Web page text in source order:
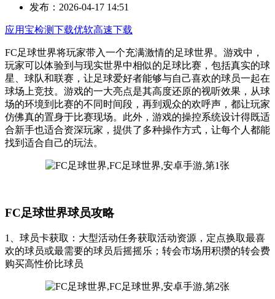
发布： 2026-04-17 14:51
应用宝检测下载优软高速下载
FC足球世界将玩家带入一个充满激情的足球世界。游戏中，
玩家可以体验到与现实世界中相似的足球比赛，包括真实的球
星、球队和联赛，让足球爱好者能够与自己喜欢的球员一起在
球场上竞技。游戏的一大亮点是其高度还原的视听效果，从球
场的环境到比赛的不同时间段，再到观众的欢呼声，都让玩家
仿佛真的置身于比赛现场。此外，游戏的操控系统设计得既适
合新手也适合资深玩家，提供了多种操作方式，让每个人都能
找到适合自己的玩法。
FC足球世界球员攻略
1、球员卡获取：大型活动任务获取活动资源，定点换取最喜
欢的球员或最需要的球员后摇摇乐；转会市场用积攒的转会费
购买高性价比球员